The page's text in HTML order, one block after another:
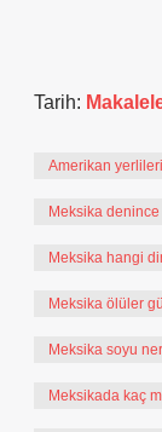
Tarih:
Amerikan
Meksika
Meksika hangi
Meksika ölüler
Meksika soyu
Meksikada kaç